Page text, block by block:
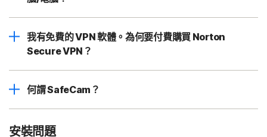
我有免費的 VPN 軟體。為何要付費購買 Norton
Secure VPN？
何謂 SafeCam？
安裝問題